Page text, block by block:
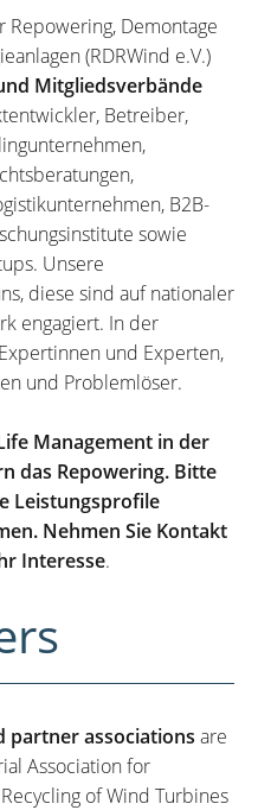
Demontage
(RDRWind e.V.)
Mitgliedsverbände
Betreiber,
B2B-
sowie
Unsere
diese sind auf nationaler
engagiert. In der
und Experten,
und Problemlöser.
Management in der
das Repowering. Bitte
Leistungsprofile
Nehmen Sie Kontakt
Interesse.
partner associations are
Association for
of Wind Turbines